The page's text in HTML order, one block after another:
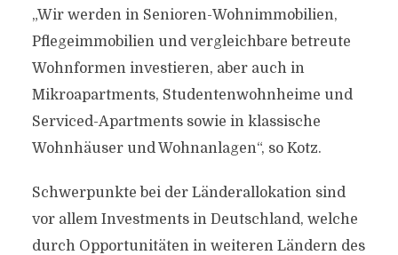
„Wir werden in Senioren-Wohnimmobilien,
Pflegeimmobilien und vergleichbare betreute
Wohnformen investieren, aber auch in
Mikroapartments, Studentenwohnheime und
Serviced-Apartments sowie in klassische
Wohnhäuser und Wohnanlagen“, so Kotz.
Schwerpunkte bei der Länderallokation sind
vor allem Investments in Deutschland, welche
durch Opportunitäten in weiteren Ländern des